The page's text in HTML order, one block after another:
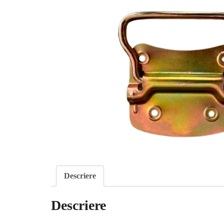
Descriere
Descriere